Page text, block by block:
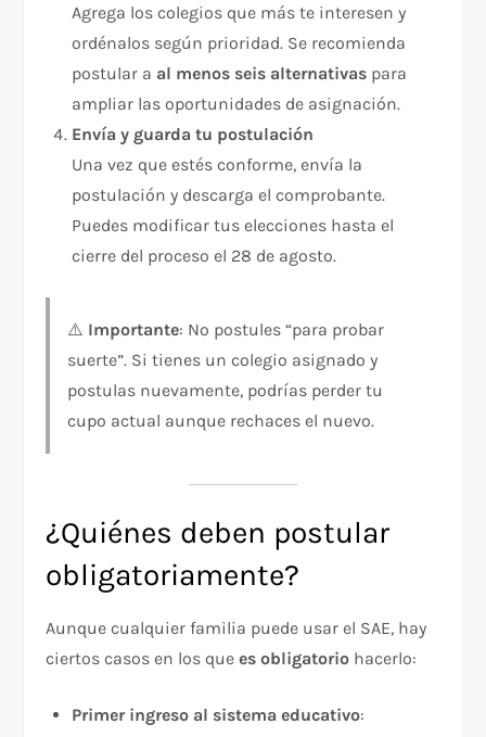
Agrega los colegios que más te interesen y
ordénalos según prioridad. Se recomienda
postular a al menos seis alternativas para
ampliar las oportunidades de asignación.
Envía y guarda tu postulación
Una vez que estés conforme, envía la
postulación y descarga el comprobante.
Puedes modificar tus elecciones hasta el
cierre del proceso el 28 de agosto.
⚠️ Importante: No postules “para probar
suerte”. Si tienes un colegio asignado y
postulas nuevamente, podrías perder tu
cupo actual aunque rechaces el nuevo.
¿Quiénes deben postular
obligatoriamente?
Aunque cualquier familia puede usar el SAE, hay
ciertos casos en los quees obligatorio hacerlo:
Primer ingreso al sistema educativo: